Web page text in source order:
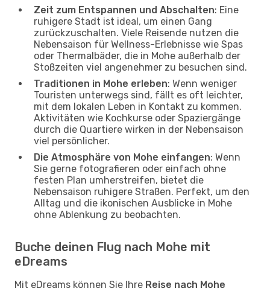
Zeit zum Entspannen und Abschalten: Eine
ruhigere Stadt ist ideal, um einen Gang
zurückzuschalten. Viele Reisende nutzen die
Nebensaison für Wellness-Erlebnisse wie Spas
oder Thermalbäder, die in Mohe außerhalb der
Stoßzeiten viel angenehmer zu besuchen sind.
Traditionen in Mohe erleben: Wenn weniger
Touristen unterwegs sind, fällt es oft leichter,
mit dem lokalen Leben in Kontakt zu kommen.
Aktivitäten wie Kochkurse oder Spaziergänge
durch die Quartiere wirken in der Nebensaison
viel persönlicher.
Die Atmosphäre von Mohe einfangen: Wenn
Sie gerne fotografieren oder einfach ohne
festen Plan umherstreifen, bietet die
Nebensaison ruhigere Straßen. Perfekt, um den
Alltag und die ikonischen Ausblicke in Mohe
ohne Ablenkung zu beobachten.
Buche deinen Flug nach Mohe mit
eDreams
Mit eDreams können Sie Ihre Reise nach Mohe